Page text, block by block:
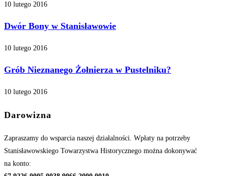
10 lutego 2016
Dwór Bony w Stanisławowie
10 lutego 2016
Grób Nieznanego Żołnierza w Pustelniku?
10 lutego 2016
Darowizna
Zapraszamy do wsparcia naszej działalności. Wpłaty na potrzeby
Stanisławowskiego Towarzystwa Historycznego można dokonywać
na konto: